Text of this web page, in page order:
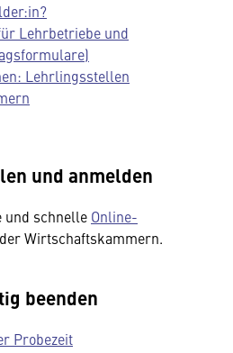
Lehrbetriebe und
Lehrlingsstellen
und anmelden
und schnelle Online-
der Wirtschaftskammern.
beenden
Probezeit